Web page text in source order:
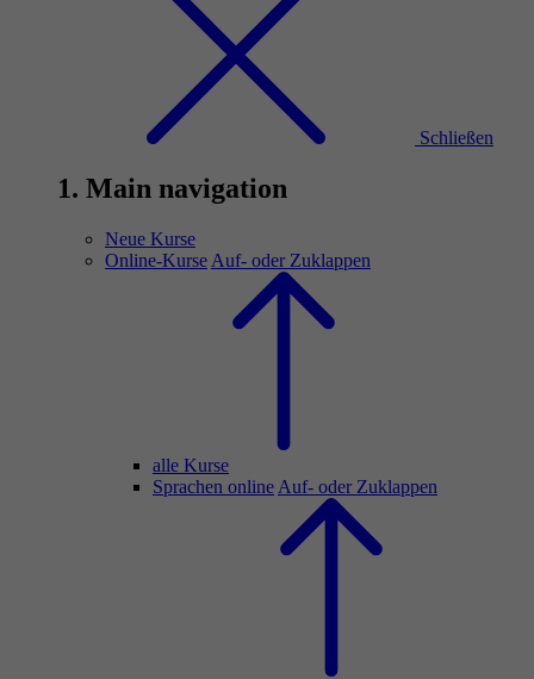
Schließen
1. Main navigation
Neue Kurse
Online-Kurse Auf- oder Zuklappen
alle Kurse
Sprachen online Auf- oder Zuklappen